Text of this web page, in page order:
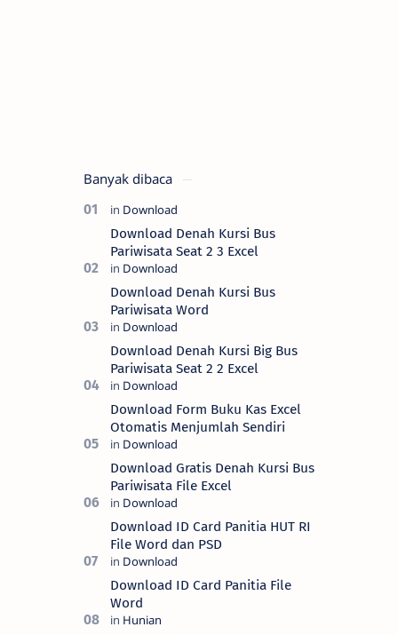
Banyak dibaca
Download Denah Kursi Bus
Pariwisata Seat 2 3 Excel
Download Denah Kursi Bus
Pariwisata Word
Download Denah Kursi Big Bus
Pariwisata Seat 2 2 Excel
Download Form Buku Kas Excel
Otomatis Menjumlah Sendiri
Download Gratis Denah Kursi Bus
Pariwisata File Excel
Download ID Card Panitia HUT RI
File Word dan PSD
Download ID Card Panitia File
Word